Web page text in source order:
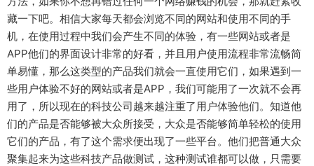
藏一下吧。相信大家每天都会浏览不同的网站和使用不同的手
机，在使用过程中我们会产生不同的体验，有一些网站或者是
APP他们的界面设计非常的好看，并且用户使用流程非常流畅简
单易懂，那么这类型的产品我们就会一直使用它们，如果遇到一
些用户体验不好的网站或者是APP，我们可能用了一次就不会再
用了，所以现在的科技公司越来越注重了用户体验他们。知道他
们的产品是否能够被大众所接受，大众是否能够简单轻松的使用
它们的产品，有了这个需求便出现了一些平台。他们把普通大众
聚集起来为这些科技产品做测试，这种测试谁都可以做，只需要